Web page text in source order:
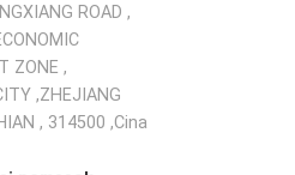
ROAD ,
ZONE ,
,ZHEJIANG
, 314500 ,Cina